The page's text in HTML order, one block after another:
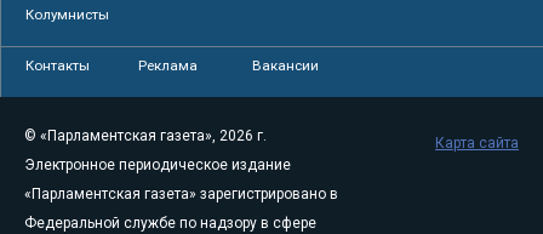
Колумнисты
Контакты Реклама Вакансии
© «Парламентская газета», 2026 г.
Электронное периодическое издание
«Парламентская газета» зарегистрировано в
Федеральной службе по надзору в сфере
Карта сайта